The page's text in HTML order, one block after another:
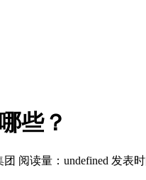
些？
团 阅读量： undefined 发表